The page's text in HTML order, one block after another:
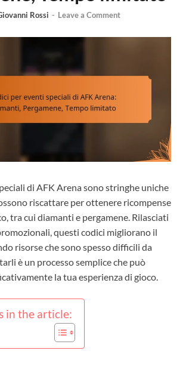
Rossi - Leave a Comment
di AFK Arena sono stringhe uniche
riscattare per ottenere ricompense
tra cui diamanti e pergamene. Rilasciati
questi codici migliorano il
risorse che sono spesso difficili da
è un processo semplice che può
la tua esperienza di gioco.
in the article: